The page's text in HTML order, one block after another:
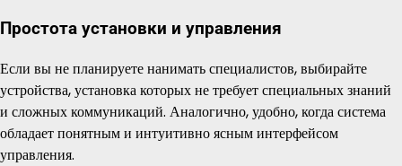
Простота установки и управления
Если вы не планируете нанимать специалистов, выбирайте
устройства, установка которых не требует специальных знаний
и сложных коммуникаций. Аналогично, удобно, когда система
обладает понятным и интуитивно ясным интерфейсом
управления.